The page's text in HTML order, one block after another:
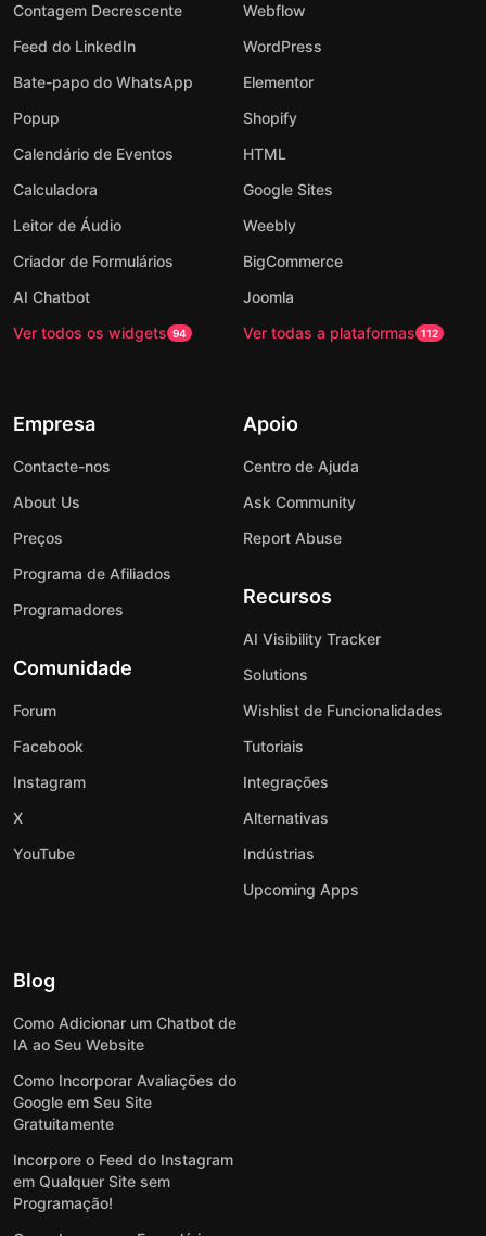
Contagem Decrescente
Feed do LinkedIn
Bate-papo do WhatsApp
Popup
Calendário de Eventos
Calculadora
Leitor de Áudio
Criador de Formulários
AI Chatbot
Ver todos os widgets 94
Webflow
WordPress
Elementor
Shopify
HTML
Google Sites
Weebly
BigCommerce
Joomla
Ver todas a plataformas 112
Empresa
Contacte-nos
About Us
Preços
Programa de Afiliados
Programadores
Comunidade
Forum
Facebook
Instagram
X
YouTube
Apoio
Centro de Ajuda
Ask Community
Report Abuse
Recursos
AI Visibility Tracker
Solutions
Wishlist de Funcionalidades
Tutoriais
Integrações
Alternativas
Indústrias
Upcoming Apps
Blog
Como Adicionar um Chatbot de
IA ao Seu Website
Como Incorporar Avaliações do
Google em Seu Site
Gratuitamente
Incorpore o Feed do Instagram
em Qualquer Site sem
Programação!